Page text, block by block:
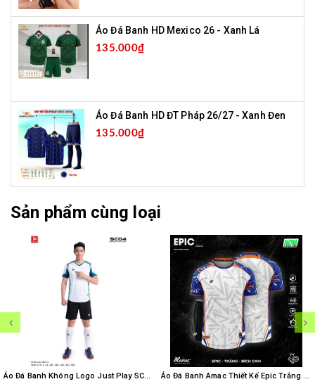
Áo Đá Banh HD Mexico 26 - Xanh Lá
135.000₫
Áo Đá Banh HD ĐT Pháp 26/27 - Xanh Đen
135.000₫
Sản phẩm cùng loại
Áo Đá Banh Không Logo Just Play SC04 - Trắng Áo Đá Banh Amac Thiết Kế Epic Trắng Bích